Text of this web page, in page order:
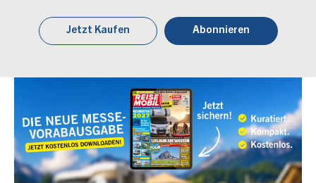
Jetzt Kaufen Abonnieren